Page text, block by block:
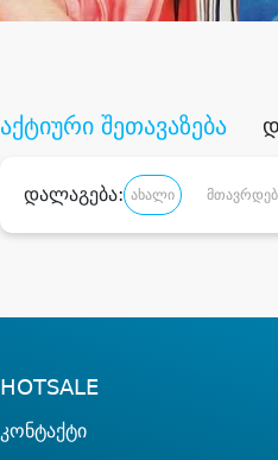
აქტიური შეთავაზება
დალაგება: ახალი
HOTSALE
კონტაქტი